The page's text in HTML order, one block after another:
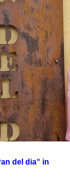
del dia“ in